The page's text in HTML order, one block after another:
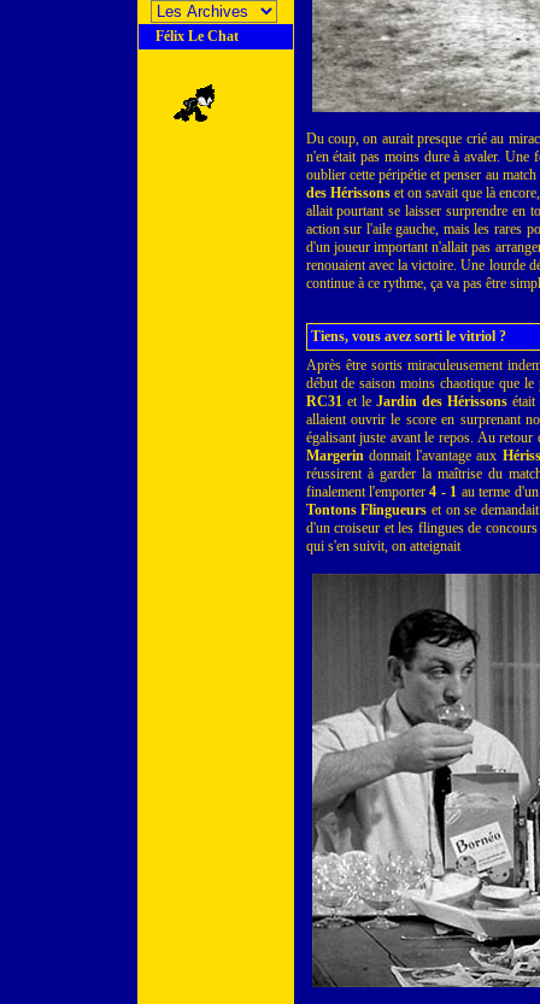
Félix Le Chat
Du coup, on aurait presque crié au
n'en était pas moins dure à avaler. Une
oublier cette péripétie et penser au
des Hérissonset on savait que là
allait pourtant se laisser surprendre en
action sur l'aile gauche, mais les rares
d'un joueur important n'allait pas
renouaient avec la victoire. Une lourde
continue à ce rythme, ça va pas être
Tiens, vous avez sorti le vitriol ?
Après être sortis miraculeusement
début de saison moins chaotique que
RC31et le Jardin des Hérissonsétait
allaient ouvrir le score en surprenant
égalisant juste avant le repos. Au
Margerindonnait l'avantage aux
réussirent à garder la maîtrise du
finalement l'emporter4 - 1 au terme
Tontons Flingueurs et on se
d'un croiseur et les flingues de
qui s'en suivit, on atteignait